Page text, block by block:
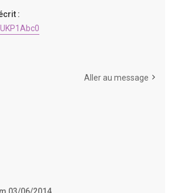
:
Aller au message